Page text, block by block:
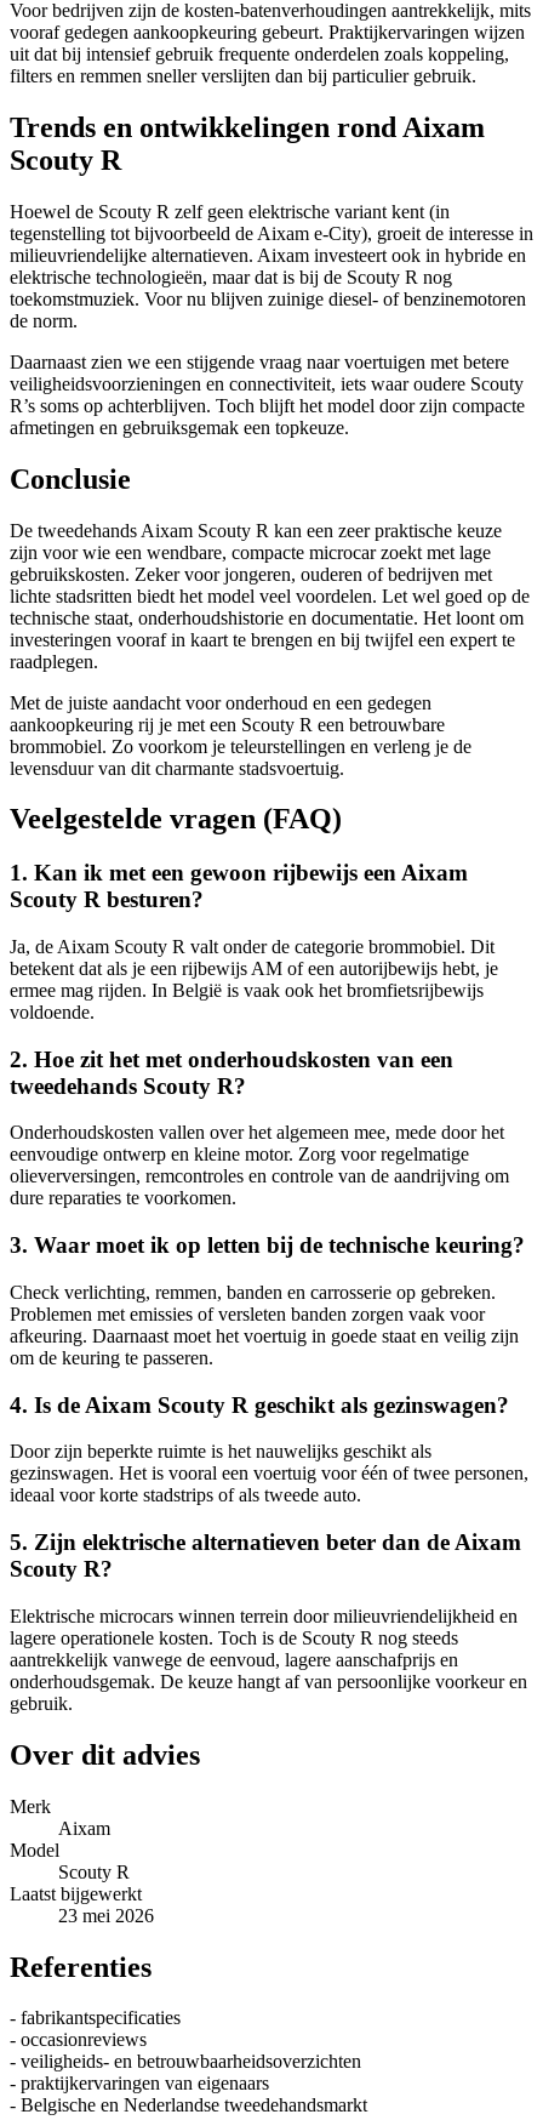
Voor bedrijven zijn de kosten-batenverhoudingen aantrekkelijk, mits
vooraf gedegen aankoopkeuring gebeurt. Praktijkervaringen wijzen
uit dat bij intensief gebruik frequente onderdelen zoals koppeling,
filters en remmen sneller verslijten dan bij particulier gebruik.
Trends en ontwikkelingen rond Aixam
Scouty R
Hoewel de Scouty R zelf geen elektrische variant kent (in
tegenstelling tot bijvoorbeeld de Aixam e-City), groeit de interesse in
milieuvriendelijke alternatieven. Aixam investeert ook in hybride en
elektrische technologieën, maar dat is bij de Scouty R nog
toekomstmuziek. Voor nu blijven zuinige diesel- of benzinemotoren
de norm.
Daarnaast zien we een stijgende vraag naar voertuigen met betere
veiligheidsvoorzieningen en connectiviteit, iets waar oudere Scouty
R’s soms op achterblijven. Toch blijft het model door zijn compacte
afmetingen en gebruiksgemak een topkeuze.
Conclusie
De tweedehands Aixam Scouty R kan een zeer praktische keuze
zijn voor wie een wendbare, compacte microcar zoekt met lage
gebruikskosten. Zeker voor jongeren, ouderen of bedrijven met
lichte stadsritten biedt het model veel voordelen. Let wel goed op de
technische staat, onderhoudshistorie en documentatie. Het loont om
investeringen vooraf in kaart te brengen en bij twijfel een expert te
raadplegen.
Met de juiste aandacht voor onderhoud en een gedegen
aankoopkeuring rij je met een Scouty R een betrouwbare
brommobiel. Zo voorkom je teleurstellingen en verleng je de
levensduur van dit charmante stadsvoertuig.
Veelgestelde vragen (FAQ)
1. Kan ik met een gewoon rijbewijs een Aixam
Scouty R besturen?
Ja, de Aixam Scouty R valt onder de categorie brommobiel. Dit
betekent dat als je een rijbewijs AM of een autorijbewijs hebt, je
ermee mag rijden. In België is vaak ook het bromfietsrijbewijs
voldoende.
2. Hoe zit het met onderhoudskosten van een
tweedehands Scouty R?
Onderhoudskosten vallen over het algemeen mee, mede door het
eenvoudige ontwerp en kleine motor. Zorg voor regelmatige
olieverversingen, remcontroles en controle van de aandrijving om
dure reparaties te voorkomen.
3. Waar moet ik op letten bij de technische keuring?
Check verlichting, remmen, banden en carrosserie op gebreken.
Problemen met emissies of versleten banden zorgen vaak voor
afkeuring. Daarnaast moet het voertuig in goede staat en veilig zijn
om de keuring te passeren.
4. Is de Aixam Scouty R geschikt als gezinswagen?
Door zijn beperkte ruimte is het nauwelijks geschikt als
gezinswagen. Het is vooral een voertuig voor één of twee personen,
ideaal voor korte stadstrips of als tweede auto.
5. Zijn elektrische alternatieven beter dan de Aixam
Scouty R?
Elektrische microcars winnen terrein door milieuvriendelijkheid en
lagere operationele kosten. Toch is de Scouty R nog steeds
aantrekkelijk vanwege de eenvoud, lagere aanschafprijs en
onderhoudsgemak. De keuze hangt af van persoonlijke voorkeur en
gebruik.
Over dit advies
Merk
Aixam
Model
Scouty R
Laatst bijgewerkt
23 mei 2026
Referenties
- fabrikantspecificaties
- occasionreviews
- veiligheids- en betrouwbaarheidsoverzichten
- praktijkervaringen van eigenaars
- Belgische en Nederlandse tweedehandsmarkt